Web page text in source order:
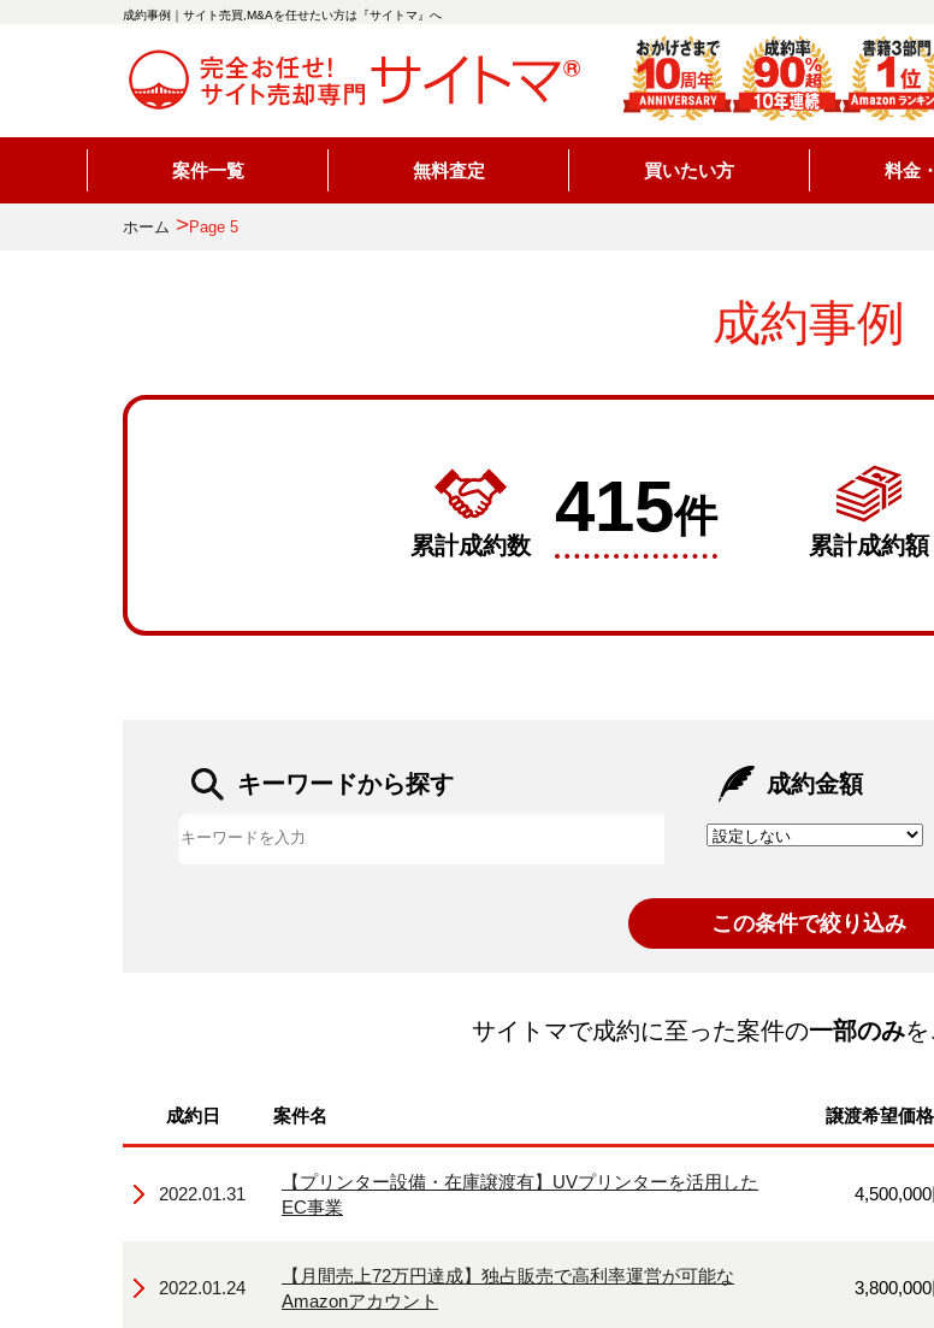
成約事例｜サイト売買,M&Aを任せたい方は『サイトマ』へ
案件一覧 無料査定 買いたい方 料金
ホーム >Page 5
成約事例
累計成約数 415件
累計成約額
キーワードから探す 成約金額
サイトマで成約に至った案件の一部のみ
成約日 案件名 譲渡希望価格
2022.01.31
【プリンター設備・在庫譲渡有】UVプリンターを活用した
EC事業
2022.01.24
【月間売上72万円達成】独占販売で高利率運営が可能な
Amazonアカウント